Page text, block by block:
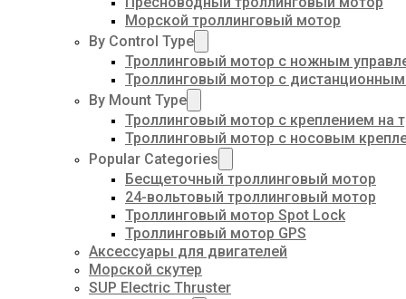
Морской троллинговый мотор
By Control Type
Троллинговый мотор с ножным
Троллинговый мотор с
By Mount Type
Троллинговый мотор с креплением на
Троллинговый мотор с носовым
Popular Categories
Бесщеточный троллинговый мотор
24-вольтовый троллинговый мотор
Троллинговый мотор Spot Lock
Троллинговый мотор GPS
Аксессуары для двигателей
Морской скутер
SUP Electric Thruster